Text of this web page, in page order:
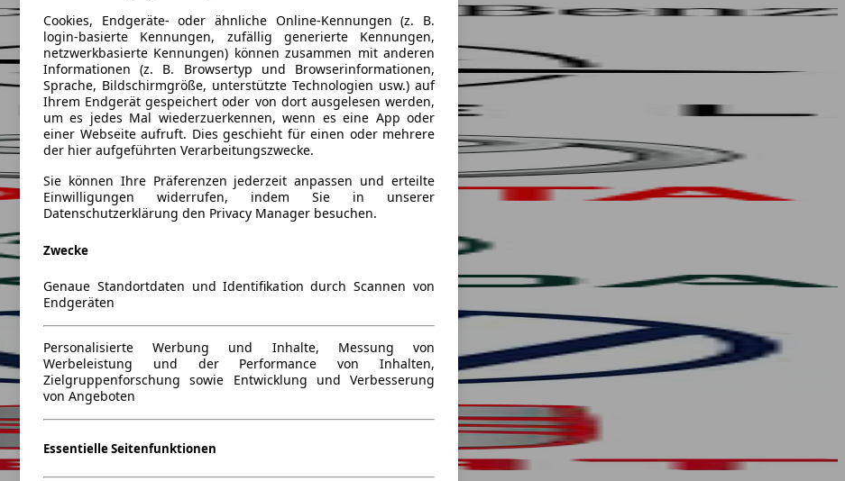
Cookies, Endgeräte- oder ähnliche Online-Kennungen (z. B.
login-basierte Kennungen, zufällig generierte Kennungen,
netzwerkbasierte Kennungen) können zusammen mit anderen
Informationen (z. B. Browsertyp und Browserinformationen,
Sprache, Bildschirmgröße, unterstützte Technologien usw.) auf
Ihrem Endgerät gespeichert oder von dort ausgelesen werden,
um es jedes Mal wiederzuerkennen, wenn es eine App oder
einer Webseite aufruft. Dies geschieht für einen oder mehrere
der hier aufgeführten Verarbeitungszwecke.
Sie können Ihre Präferenzen jederzeit anpassen und erteilte
Einwilligungen widerrufen, indem Sie in unserer
Datenschutzerklärung den Privacy Manager besuchen.
Zwecke
Genaue Standortdaten und Identifikation durch Scannen von
Endgeräten
Personalisierte Werbung und Inhalte, Messung von
Werbeleistung und der Performance von Inhalten,
Zielgruppenforschung sowie Entwicklung und Verbesserung
von Angeboten
Essentielle Seitenfunktionen